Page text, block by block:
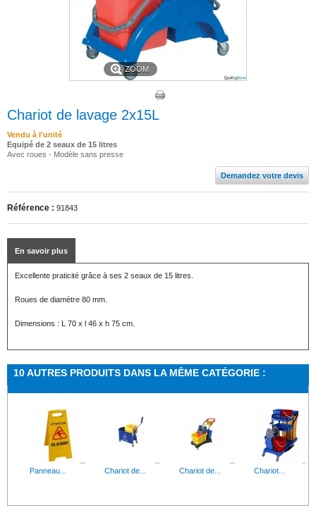
ZOOM
Chariot de lavage 2x15L
Vendu à l'unité
Equipé de 2 seaux de 15 litres
Avec roues - Modèle sans presse
Demandez votre devis
Référence : 91843
En savoir plus
Excellente praticité grâce à ses 2 seaux de 15 litres.
Roues de diamètre 80 mm.
Dimensions : L 70 x l 46 x h 75 cm.
10 AUTRES PRODUITS DANS LA MÊME CATÉGORIE :
Panneau... Chariot de... Chariot de... Chariot...